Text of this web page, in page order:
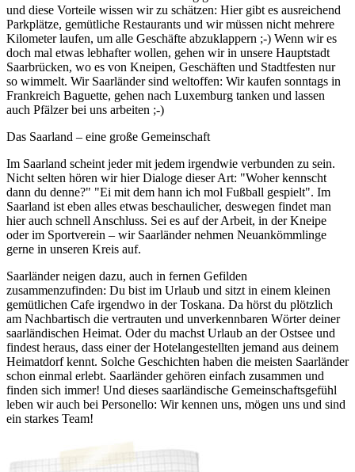
und diese Vorteile wissen wir zu schätzen: Hier gibt es ausreichend
Parkplätze, gemütliche Restaurants und wir müssen nicht mehrere
Kilometer laufen, um alle Geschäfte abzuklappern ;-) Wenn wir es
doch mal etwas lebhafter wollen, gehen wir in unsere Hauptstadt
Saarbrücken, wo es von Kneipen, Geschäften und Stadtfesten nur
so wimmelt. Wir Saarländer sind weltoffen: Wir kaufen sonntags in
Frankreich Baguette, gehen nach Luxemburg tanken und lassen
auch Pfälzer bei uns arbeiten ;-)
Das Saarland – eine große Gemeinschaft
Im Saarland scheint jeder mit jedem irgendwie verbunden zu sein.
Nicht selten hören wir hier Dialoge dieser Art: "Woher kennscht
dann du denne?" "Ei mit dem hann ich mol Fußball gespielt". Im
Saarland ist eben alles etwas beschaulicher, deswegen findet man
hier auch schnell Anschluss. Sei es auf der Arbeit, in der Kneipe
oder im Sportverein – wir Saarländer nehmen Neuankömmlinge
gerne in unseren Kreis auf.
Saarländer neigen dazu, auch in fernen Gefilden
zusammenzufinden: Du bist im Urlaub und sitzt in einem kleinen
gemütlichen Cafe irgendwo in der Toskana. Da hörst du plötzlich
am Nachbartisch die vertrauten und unverkennbaren Wörter deiner
saarländischen Heimat. Oder du machst Urlaub an der Ostsee und
findest heraus, dass einer der Hotelangestellten jemand aus deinem
Heimatdorf kennt. Solche Geschichten haben die meisten Saarländer
schon einmal erlebt. Saarländer gehören einfach zusammen und
finden sich immer! Und dieses saarländische Gemeinschaftsgefühl
leben wir auch bei Personello: Wir kennen uns, mögen uns und sind
ein starkes Team!